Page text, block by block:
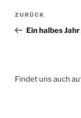
Vorheriger
Beitrag
ZURÜCK
Ein halbes
Findet uns auch